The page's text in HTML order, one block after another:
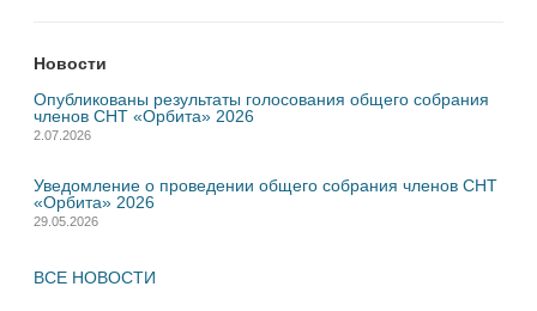
Новости
Опубликованы результаты голосования общего собрания
членов СНТ «Орбита» 2026
2.07.2026
Уведомление о проведении общего собрания членов СНТ
«Орбита» 2026
29.05.2026
ВСЕ НОВОСТИ